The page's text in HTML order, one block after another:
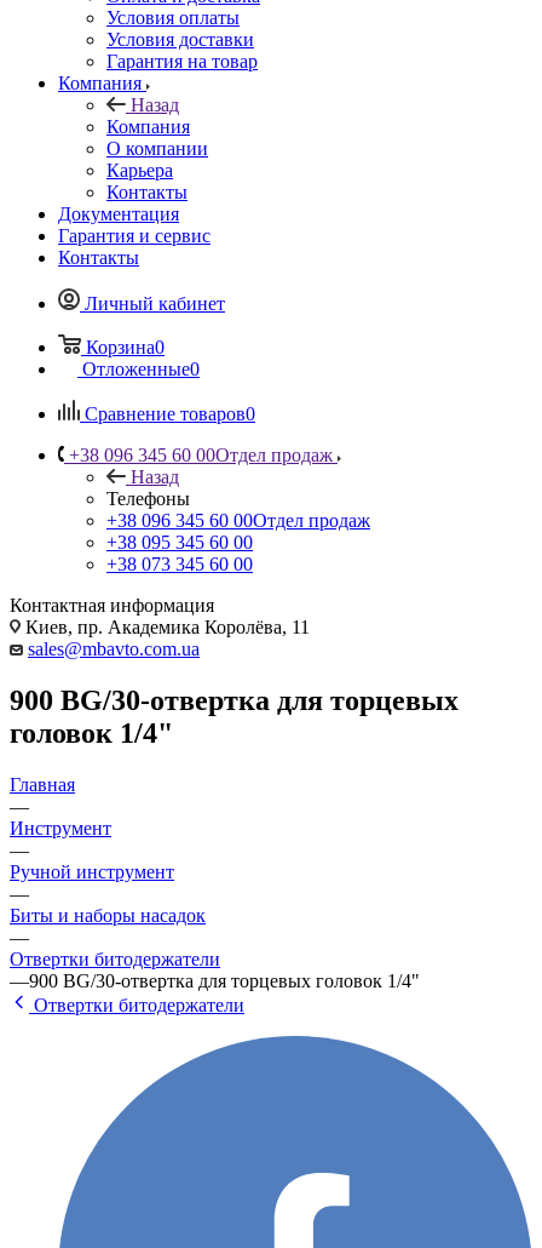
Условия оплаты
Условия доставки
Гарантия на товар
Компания
Назад
Компания
О компании
Карьера
Контакты
Документация
Гарантия и сервис
Контакты
Личный кабинет
Корзина0
Отложенные0
Сравнение товаров0
+38 096 345 60 00Отдел продаж
Назад
Телефоны
+38 096 345 60 00Отдел продаж
+38 095 345 60 00
+38 073 345 60 00
Контактная информация
Киев, пр. Академика Королёва, 11
sales@mbavto.com.ua
900 BG/30-отвертка для торцевых
головок 1/4"
Главная
—
Инструмент
—
Ручной инструмент
—
Биты и наборы насадок
—
Отвертки битодержатели
—900 BG/30-отвертка для торцевых головок 1/4"
Отвертки битодержатели